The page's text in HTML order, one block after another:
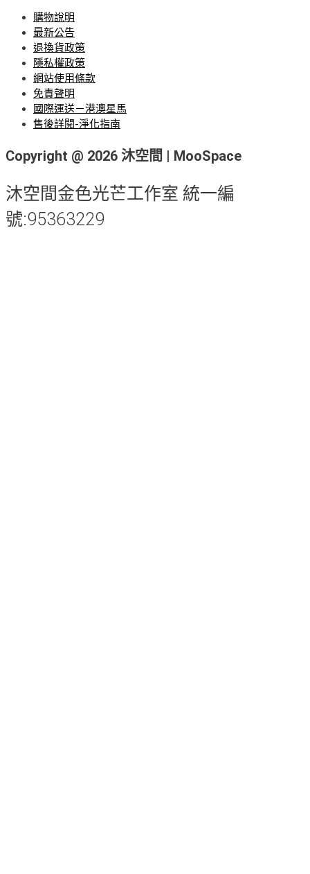
購物說明
最新公告
退換貨政策
隱私權政策
網站使用條款
免責聲明
國際運送－港澳星馬
售後詳閱-淨化指南
Copyright @ 2026 沐空間 | MooSpace
沐空間金色光芒工作室 統一編
號:95363229